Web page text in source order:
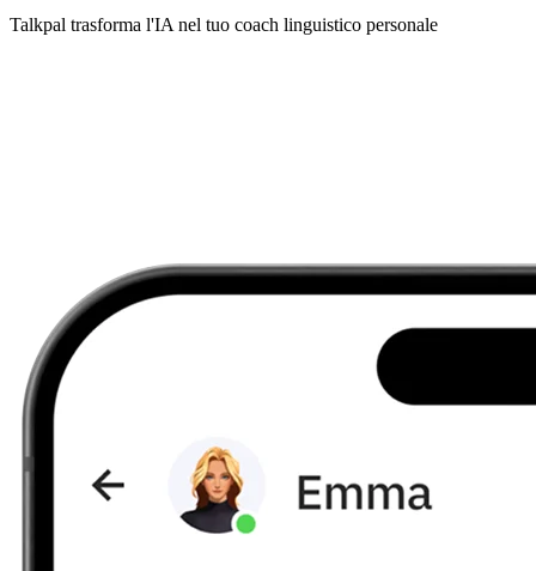
Talkpal trasforma l'IA nel tuo coach linguistico personale